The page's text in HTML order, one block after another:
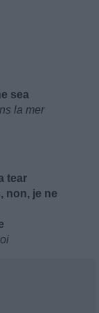
sea
la mer
tear
non, je ne